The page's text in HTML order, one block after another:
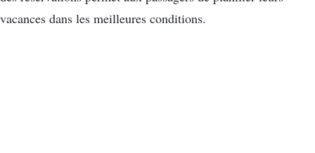
vacances dans les meilleures conditions.